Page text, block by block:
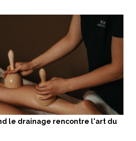
le drainage rencontre l'art du